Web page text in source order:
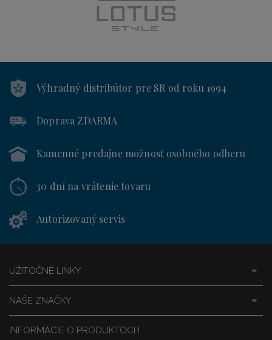
Výhradný distribútor pre SR od roku 1994
Doprava ZDARMA
Kamenné predajnemožnosť osobného odberu
30 dní na vrátenie tovaru
Autorizovaný servis
INFORMÁCIE O PRODUKTOCH
NAŠE ZNAČKY
UŽITOČNÉ LINKY